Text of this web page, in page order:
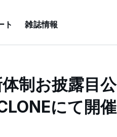
ト 雑誌情報
制お披露目公
にて開催